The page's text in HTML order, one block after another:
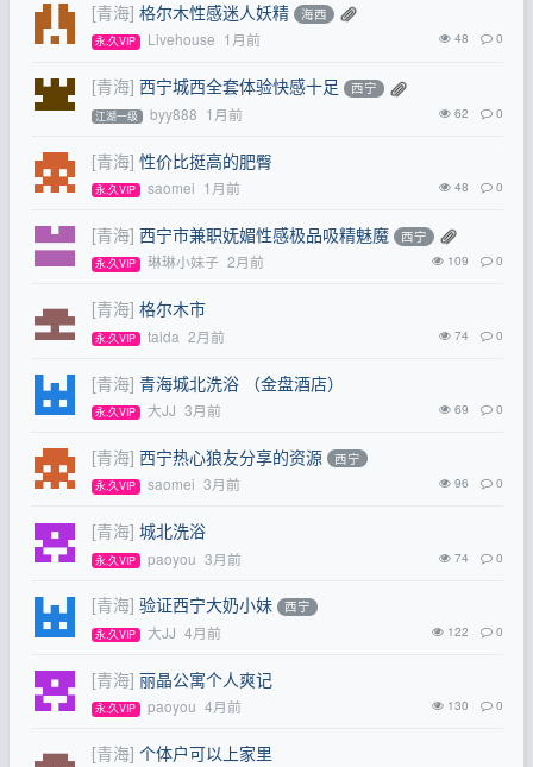
[青海] 格尔木性感迷人妖精 海西
永.久VIP Livehouse 1月前 48 0
[青海] 西宁城西全套体验快感十足 西宁
江湖一级 byy888 1月前 62 0
[青海] 性价比挺高的肥臀
永.久VIP saomei 1月前 48 0
[青海] 西宁市兼职妩媚性感极品吸精魅魔 西宁
永.久VIP 琳琳小妹子 2月前 109 0
[青海] 格尔木市
永.久VIP taida 2月前 74 0
[青海] 青海城北洗浴 （金盘酒店）
永.久VIP 大JJ 3月前 69 0
[青海] 西宁热心狼友分享的资源 西宁
永.久VIP saomei 3月前 96 0
[青海] 城北洗浴
永.久VIP paoyou 3月前 74 0
[青海] 验证西宁大奶小妹 西宁
永.久VIP 大JJ 4月前 122 0
[青海] 丽晶公寓个人爽记
永.久VIP paoyou 4月前 130 0
[青海] 个体户可以上家里